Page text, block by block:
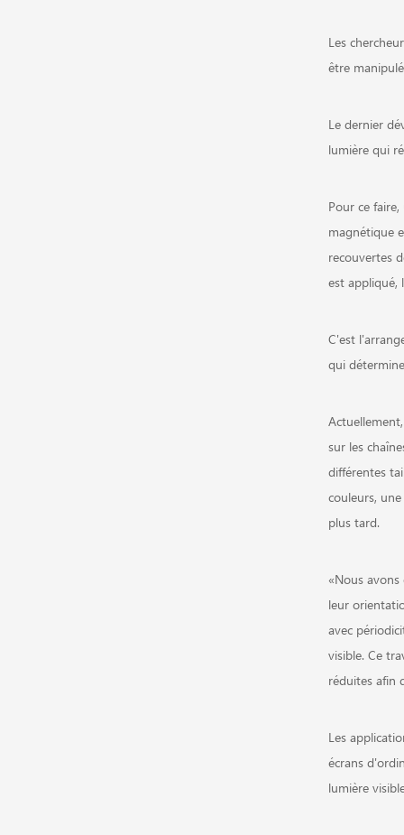
Les
être
Le dernier
lumière qui
Pour ce
magnétique
recouvertes
est appliqué,
C'est
qui
sur les
différentes
couleurs,
plus tard.
«Nous
leur
avec
visible. Ce
réduites afin
Les
écrans
lumière